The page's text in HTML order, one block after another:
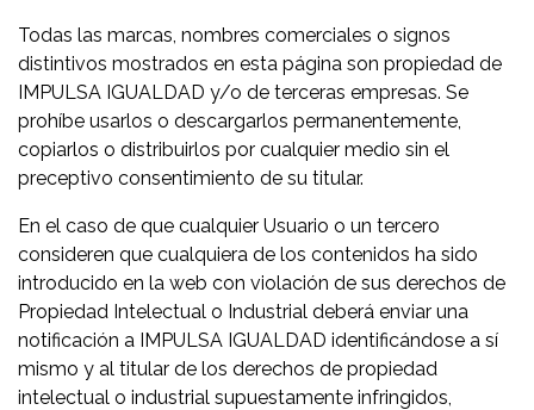
Todas las marcas, nombres comerciales o signos
distintivos mostrados en esta página son propiedad de
IMPULSA IGUALDAD y/o de terceras empresas. Se
prohíbe usarlos o descargarlos permanentemente,
copiarlos o distribuirlos por cualquier medio sin el
preceptivo consentimiento de su titular.
En el caso de que cualquier Usuario o un tercero
consideren que cualquiera de los contenidos ha sido
introducido en la web con violación de sus derechos de
Propiedad Intelectual o Industrial deberá enviar una
notificación a IMPULSA IGUALDAD identificándose a sí
mismo y al titular de los derechos de propiedad
intelectual o industrial supuestamente infringidos,